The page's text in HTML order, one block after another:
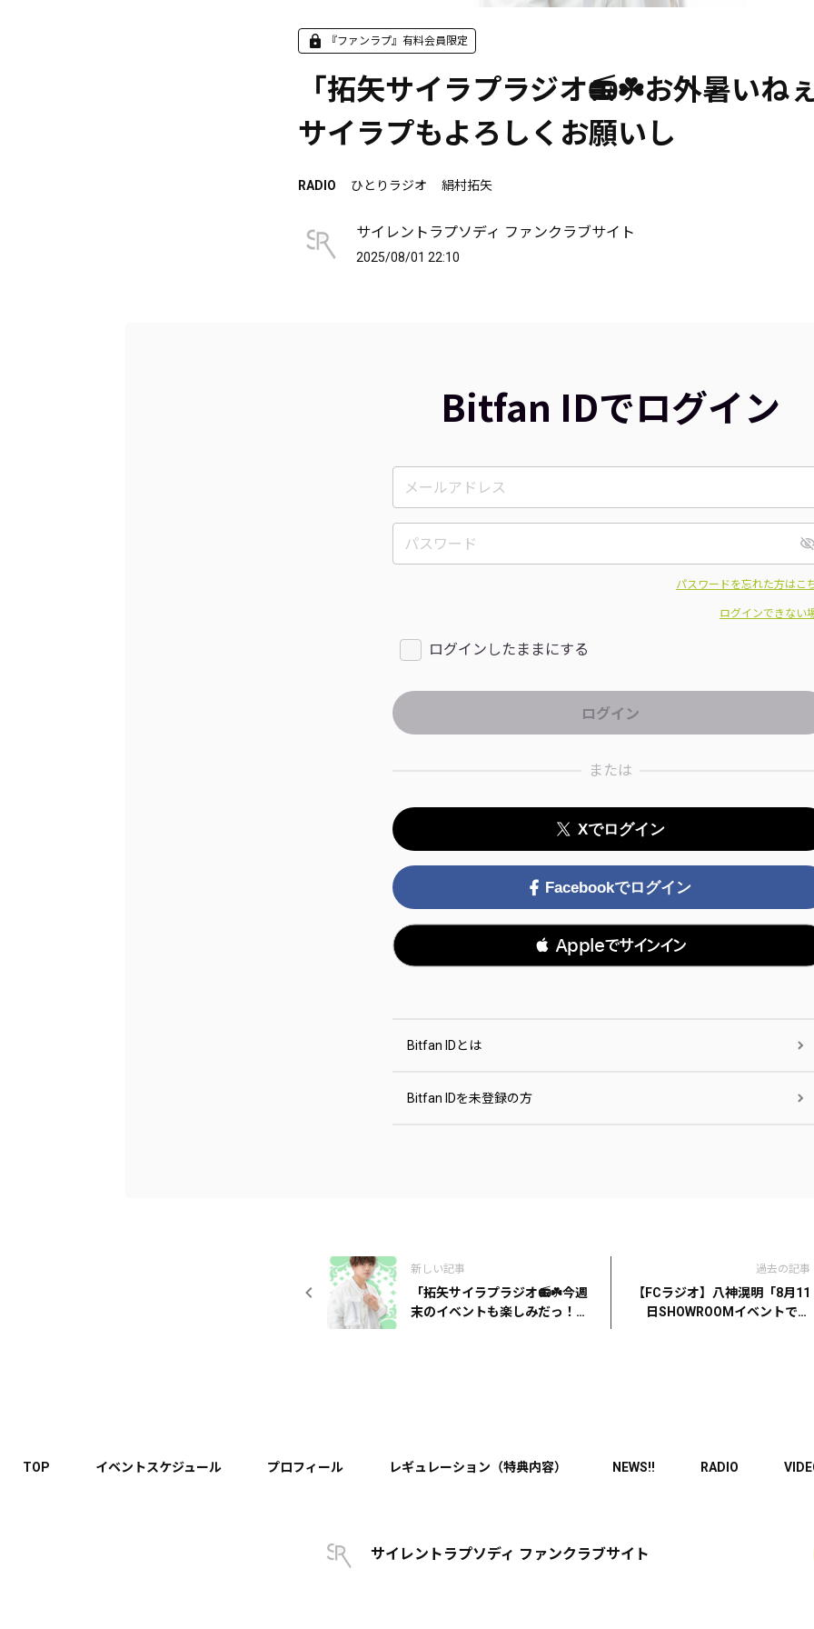
『ファンラプ』有料会員限定
「拓矢サイラプラジオ📻☘️お外暑いね
サイラプもよろしくお願いし
RADIO ひとりラジオ 絹村拓矢
サイレントラプソディ ファンクラブサイト
2025/08/01 22:10
Bitfan IDでログイン
パスワードを忘れた方はこ
ログインできない
ログインしたままにする
または
Xでログイン
Facebookでログイン
 Appleでサインイン
Bitfan IDとは
Bitfan IDを未登録の方
新しい記事
「拓矢サイラプラジオ📻☘️今週
末のイベントも楽しみだっ！
過去の記事
【FCラジオ】八神滉明「8月11
日SHOWROOMイベントでま
TOP イベントスケジュール プロフィール レギュレーション（特典内容） NEWS!! RADIO
サイレントラプソディ ファンクラブサイト